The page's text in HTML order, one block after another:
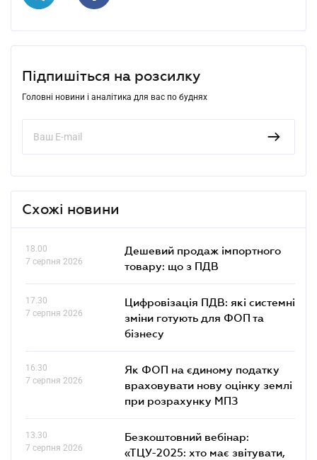
Підпишіться на розсилку
Головні новини і аналітика для вас по буднях
Схожі новини
18.00
7 серпня 2026
Дешевий продаж імпортного
товару: що з ПДВ
17.30
7 серпня 2026
Цифровізація ПДВ: які системні
зміни готують для ФОП та
бізнесу
16.30
7 серпня 2026
Як ФОП на єдиному податку
враховувати нову оцінку землі
при розрахунку МПЗ
13.30
7 серпня 2026
Безкоштовний вебінар:
«ТЦУ-2025: хто має звітувати,